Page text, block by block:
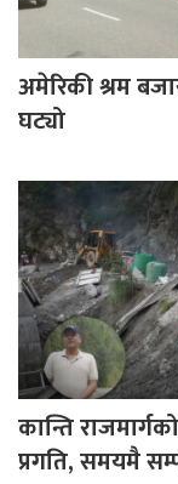
अमेरिकी श्रम
घट्यो
कान्ति
प्रगति, समयमै